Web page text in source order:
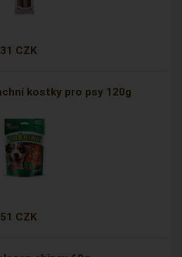
31 CZK
kostky pro psy 120g
51 CZK